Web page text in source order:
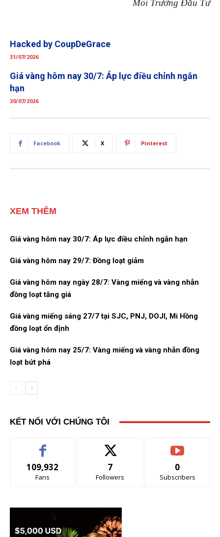
Môi Trường Đầu Tư
Hacked by CoupDeGrace
31/07/2026
Giá vàng hôm nay 30/7: Áp lực điều chỉnh ngắn
hạn
30/07/2026
Facebook X Pinterest
XEM THÊM
Giá vàng hôm nay 30/7: Áp lực điều chỉnh ngắn hạn
Giá vàng hôm nay 29/7: Đồng loạt giảm
Giá vàng hôm nay ngày 28/7: Vàng miếng và vàng nhẫn
đồng loạt tăng giá
Giá vàng miếng sáng 27/7 tại SJC, PNJ, DOJI, Mi Hồng
đồng loạt ổn định
Giá vàng hôm nay 25/7: Vàng miếng và vàng nhẫn đồng
loạt bứt phá
KẾT NỐI VỚI CHÚNG TÔI
109,932
Fans
7
Followers
0
Subscribers